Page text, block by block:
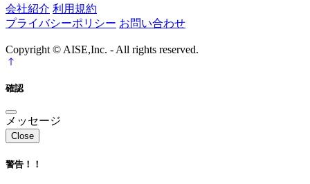
会社紹介 利用規約
プライバシーポリシー お問い合わせ
Copyright © AISE,Inc. - All rights reserved.
確認
メッセージ
Close
警告！！